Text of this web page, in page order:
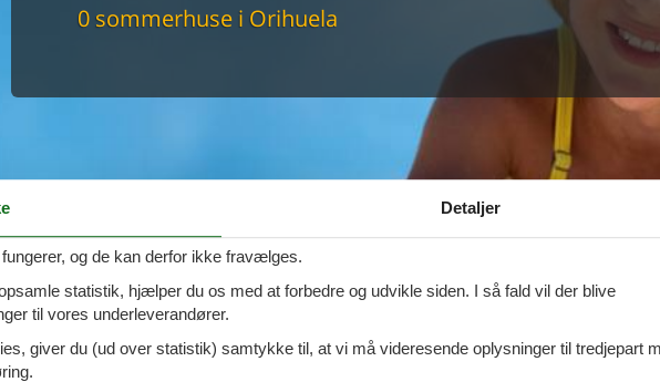
elbil
0 sommerhuse i Orihuela
Detaljer
og de kan derfor ikke fravælges.
statistik, hjælper du os med at forbedre og udvikle siden. I så fald vil der blive
til vores underleverandører.
giver du (ud over statistik) samtykke til, at vi må videresende oplysninger til tredjepart